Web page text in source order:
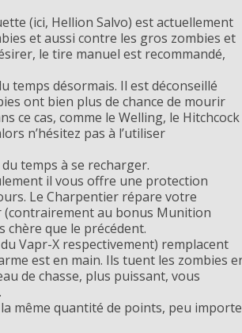
(ici, Hellion Salvo) est actuellement
et aussi contre les gros zombies et
le tire manuel est recommandé,
temps désormais. Il est déconseillé
ont bien plus de chance de mourir
ce cas, comme le Welling, le Hitchcock
n’hésitez pas à l’utiliser
temps à se recharger.
il vous offre une protection
Le Charpentier répare votre
(contrairement au bonus Munition
chère que le précédent.
Vapr-X respectivement) remplacent
est en main. Ils tuent les zombies
de chasse, plus puissant, vous
même quantité de points, peu importe